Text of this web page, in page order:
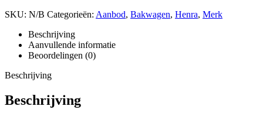
SKU: N/B Categorieën: Aanbod, Bakwagen, Henra, Merk
Beschrijving
Aanvullende informatie
Beoordelingen (0)
Beschrijving
Beschrijving